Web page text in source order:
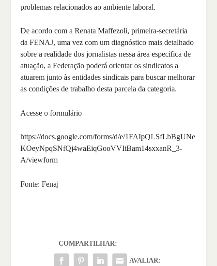
problemas relacionados ao ambiente laboral.
De acordo com a Renata Maffezoli, primeira-secretária
da FENAJ, uma vez com um diagnóstico mais detalhado
sobre a realidade dos jornalistas nessa área específica de
atuação, a Federação poderá orientar os sindicatos a
atuarem junto às entidades sindicais para buscar melhorar
as condições de trabalho desta parcela da categoria.
Acesse o formulário
https://docs.google.com/forms/d/e/1FAIpQLSfLbBgUNe
KOeyNpqSNfQj4waEiqGooVVItBam14sxxanR_3-
A/viewform
Fonte: Fenaj
COMPARTILHAR:
AVALIAR: